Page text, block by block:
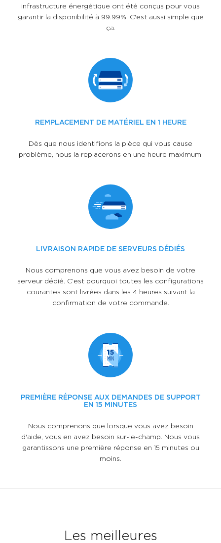
infrastructure énergétique ont été conçus pour vous
garantir la disponibilité à 99.99%. C'est aussi simple que
ça.
REMPLACEMENT DE MATÉRIEL EN 1 HEURE
Dès que nous identifions la pièce qui vous cause
problème, nous la replacerons en une heure maximum.
LIVRAISON RAPIDE DE SERVEURS DÉDIÉS
Nous comprenons que vous avez besoin de votre
serveur dédié. C’est pourquoi toutes les configurations
courantes sont livrées dans les 4 heures suivant la
confirmation de votre commande.
PREMIÈRE RÉPONSE AUX DEMANDES DE SUPPORT
EN 15 MINUTES
Nous comprenons que lorsque vous avez besoin
d'aide, vous en avez besoin sur-le-champ. Nous vous
garantissons une première réponse en 15 minutes ou
moins.
Les meilleures